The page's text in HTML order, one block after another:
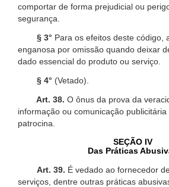
comportar de forma prejudicial ou
segurança.
§ 3° Para os efeitos deste código,
enganosa por omissão quando deixar
dado essencial do produto ou serviço.
§ 4° (Vetado).
Art. 38. O ônus da prova da
informação ou comunicação
patrocina.
SEÇÃO IV
Das Práticas
Art. 39. É vedado ao fornecedor
serviços, dentre outras práticas